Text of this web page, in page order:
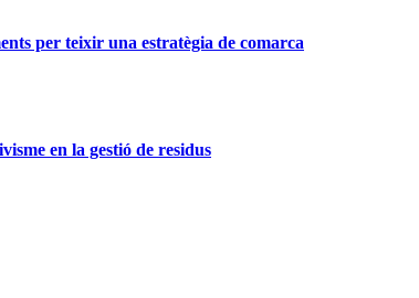
per teixir una estratègia de comarca
en la gestió de residus